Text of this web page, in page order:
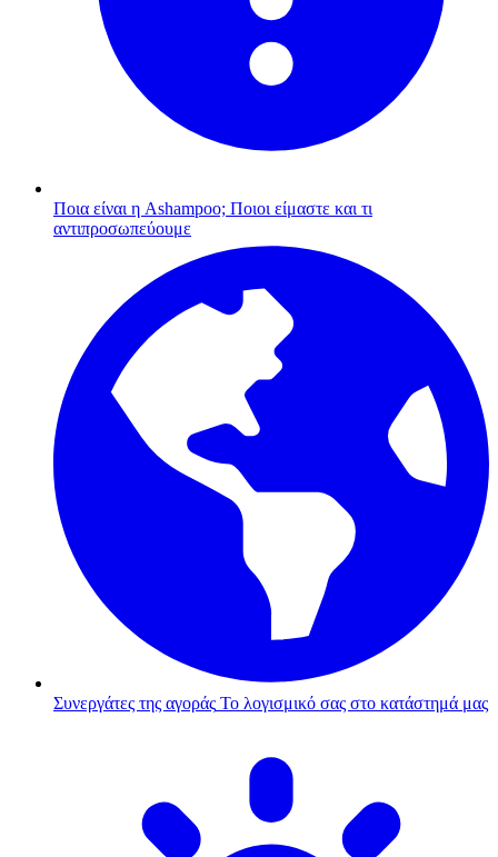
Ποια είναι η Ashampoo; Ποιοι είμαστε και τι
αντιπροσωπεύουμε
Συνεργάτες της αγοράς Το λογισμικό σας στο κατάστημά μας